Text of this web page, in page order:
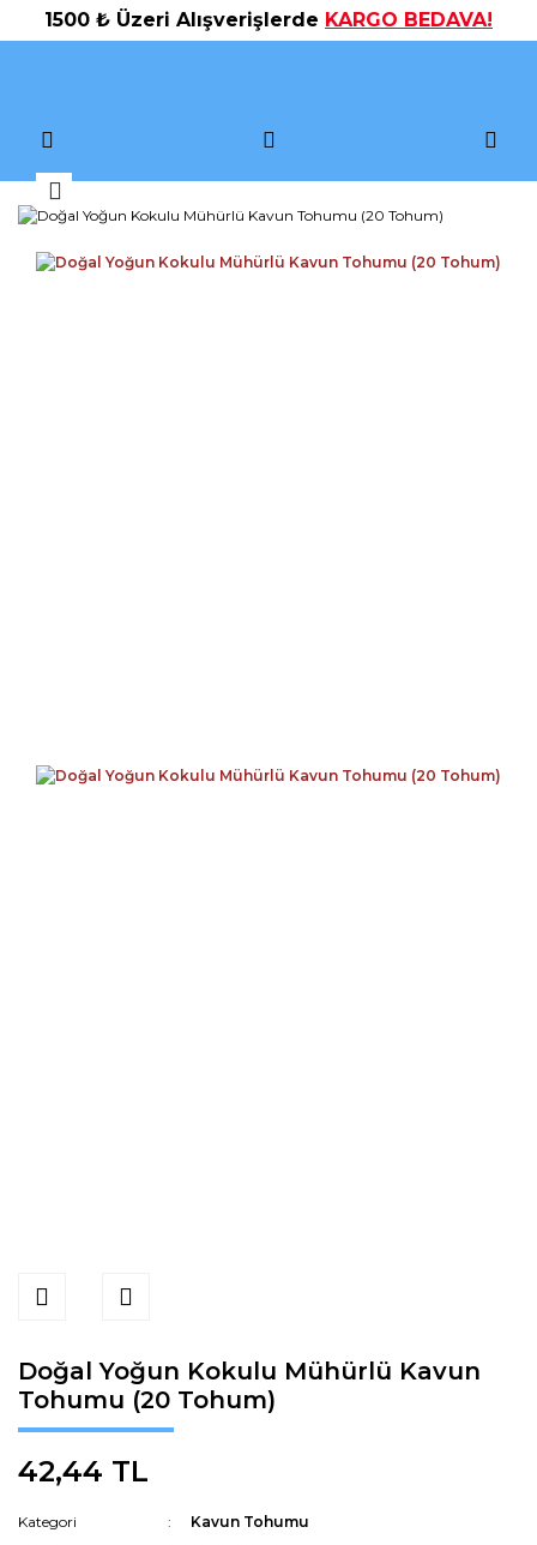
1500 ₺ Üzeri Alışverişlerde KARGO BEDAVA!
Doğal Yoğun Kokulu Mühürlü Kavun
Tohumu (20 Tohum)
42,44 TL
Kategori
Kavun Tohumu